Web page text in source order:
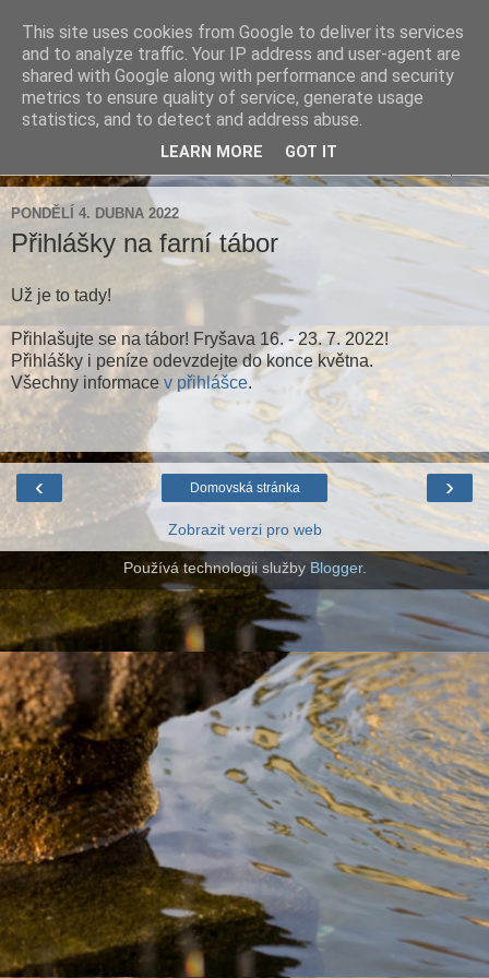
Farnost Brtnice
Aktuální informace pro farnosti Střížov a Brtnice
PONDĚLÍ 4. DUBNA 2022
Přihlášky na farní tábor
Už je to tady!
Přihlašujte se na tábor! Fryšava 16. - 23. 7. 2022!
Přihlášky i peníze odevzdejte do konce května.
Všechny informace v přihlášce.
‹ ›
Domovská stránka
Zobrazit verzi pro web
Používá technologii služby Blogger.
This site uses cookies from Google to deliver its services
and to analyze traffic. Your IP address and user-agent are
shared with Google along with performance and security
metrics to ensure quality of service, generate usage
statistics, and to detect and address abuse.
LEARN MORE GOT IT